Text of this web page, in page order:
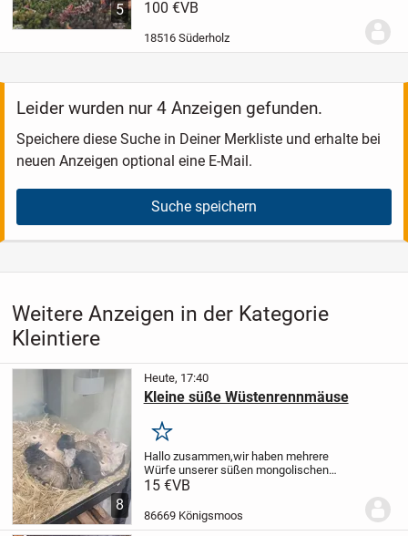
5
100euro.Siam 130euro.
Frettchen sind liebevoll aufgezogen und
kennen Kinder. Sie sind...
100 €VB
18516 Süderholz
Leider wurden nur 4 Anzeigen gefunden.
Speichere diese Suche in Deiner Merkliste und erhalte bei
neuen Anzeigen optional eine E-Mail.
Suche speichern
Weitere Anzeigen in der Kategorie
Kleintiere
8
Heute, 17:40
Kleine süße Wüstenrennmäuse
Merken
Hallo zusammen,wir haben mehrere
Würfe unserer süßen mongolischen
Wüstenrennmäuse in liebevolle Hände
Wochen her. Sie sind gesund und munter
und sehr agil....
15 €VB
86669 Königsmoos